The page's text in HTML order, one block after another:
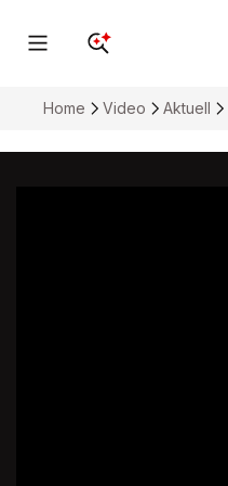
Home Video Aktuell